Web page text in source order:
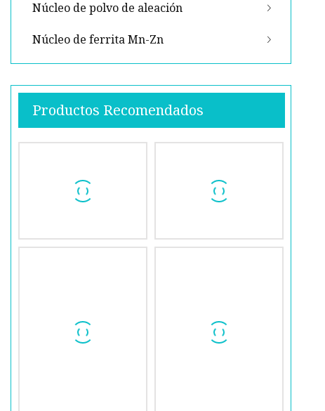
Núcleo de polvo de aleación
Núcleo de ferrita Mn-Zn
Productos Recomendados